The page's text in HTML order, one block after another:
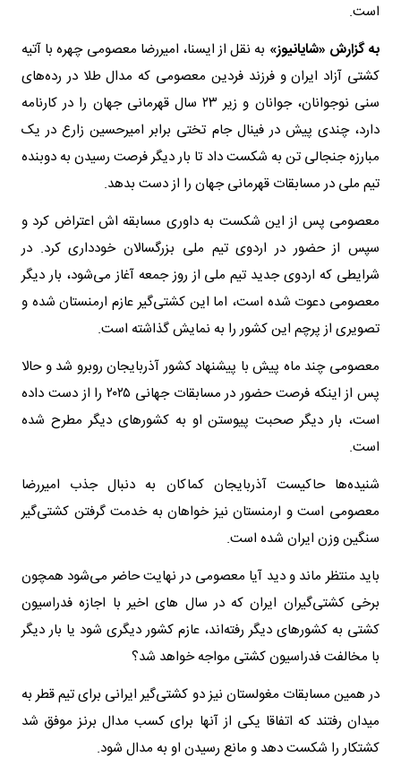
است.
به گزارش «شایانیوز» به نقل از ایسنا، امیررضا معصومی چهره با آتیه
کشتی آزاد ایران و فرزند فردین معصومی که مدال طلا در رده‌های
سنی نوجوانان، جوانان و زیر ۲۳ سال قهرمانی جهان را در کارنامه
دارد، چندی پیش در فینال جام تختی برابر امیرحسین زارع در یک
مبارزه جنجالی تن به شکست داد تا بار دیگر فرصت رسیدن به دوبنده
تیم ملی در مسابقات قهرمانی جهان را از دست بدهد.
معصومی پس از این شکست به داوری مسابقه اش اعتراض کرد و
سپس از حضور در اردوی تیم ملی بزرگسالان خودداری کرد. در
شرایطی که اردوی جدید تیم ملی از روز جمعه آغاز می‌شود، بار دیگر
معصومی دعوت شده است، اما این کشتی‌گیر عازم ارمنستان شده و
تصویری از پرچم این کشور را به نمایش گذاشته است.
معصومی چند ماه پیش با پیشنهاد کشور آذربایجان روبرو شد و حالا
پس از اینکه فرصت حضور در مسابقات جهانی ۲۰۲۵ را از دست داده
است، بار دیگر صحبت پیوستن او به کشورهای دیگر مطرح شده
است.
شنیده‌ها حاکیست آذربایجان کماکان به دنبال جذب امیررضا
معصومی است و ارمنستان نیز خواهان به خدمت گرفتن کشتی‌گیر
سنگین وزن ایران شده است.
باید منتظر ماند و دید آیا معصومی در نهایت حاضر می‌شود همچون
برخی کشتی‌گیران ایران که در سال های اخیر با اجازه فدراسیون
کشتی به کشورهای دیگر رفته‌اند، عازم کشور دیگری شود یا بار دیگر
با مخالفت فدراسیون کشتی مواجه خواهد شد؟
در همین مسابقات مغولستان نیز دو کشتی‌گیر ایرانی برای تیم قطر به
میدان رفتند که اتفاقا یکی از آنها برای کسب مدال برنز موفق شد
کشتکار را شکست دهد و مانع رسیدن او به مدال شود.